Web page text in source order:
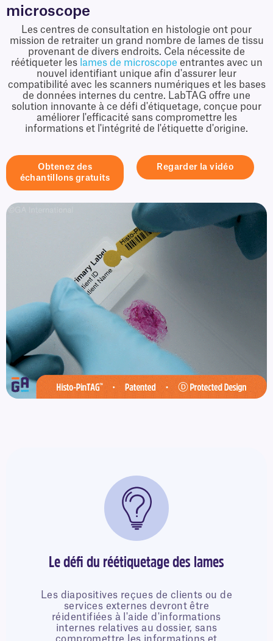
microscope
Les centres de consultation en histologie ont pour
mission de retraiter un grand nombre de lames de tissu
provenant de divers endroits. Cela nécessite de
réétiqueter les lames de microscope entrantes avec un
nouvel identifiant unique afin d'assurer leur
compatibilité avec les scanners numériques et les bases
de données internes du centre. LabTAG offre une
solution innovante à ce défi d'étiquetage, conçue pour
améliorer l'efficacité sans compromettre les
informations et l'intégrité de l'étiquette d'origine.
Obtenez des
échantillons gratuits
Regarder la vidéo
Le défi du réétiquetage des lames
Les diapositives reçues de clients ou de
services externes devront être
réidentifiées à l'aide d'informations
internes relatives au dossier, sans
compromettre les informations et